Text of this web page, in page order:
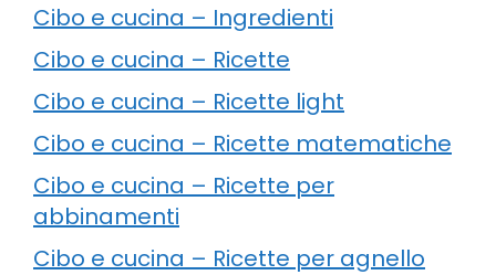
Cibo e cucina – Ingredienti
Cibo e cucina – Ricette
Cibo e cucina – Ricette light
Cibo e cucina – Ricette matematiche
Cibo e cucina – Ricette per
abbinamenti
Cibo e cucina – Ricette per agnello